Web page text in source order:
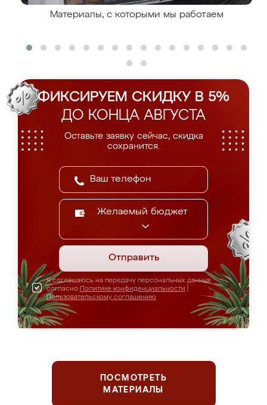
Материалы, с которыми мы работаем
ФИКСИРУЕМ СКИДКУ В 5%
ДО КОНЦА АВГУСТА
Оставьте заявку сейчас, скидка
сохранится.
Желаемый бюджет
Отправить
Я соглашаюсь на передачу персональных данных
согласно Политике конфиденциальности
Пользовательскому соглашению
ПОСМОТРЕТЬ
МАТЕРИАЛЫ